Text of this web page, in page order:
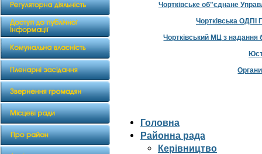
Чортківське об"єднане
Чортківська ОДПІ
Чортківський МЦ з надання
Головна
Районна рада
Керівництво